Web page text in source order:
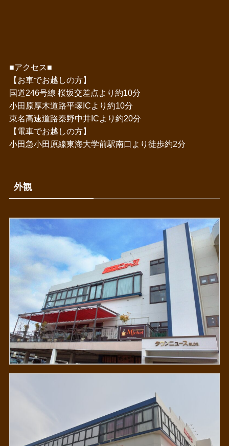
■アクセス■
【お車でお越しの方】
国道246号線 桜坂交差点より約10分
小田原厚木道路平塚ICより約10分
東名高速道路秦野中井ICより約20分
【電車でお越しの方】
小田急小田原線東海大学前駅南口より徒歩約2分
外観